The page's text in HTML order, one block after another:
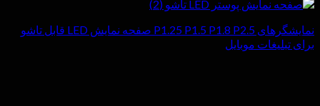
نمایشگرهای P1.25 P1.5 P1.8 P2.5 صفحه نمایش LED قابل تاشو
برای تبلیغات موبایل